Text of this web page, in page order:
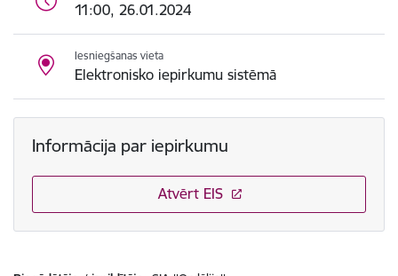
11:00, 26.01.2024
Iesniegšanas vieta
Elektronisko iepirkumu sistēmā
Informācija par iepirkumu
Atvērt EIS